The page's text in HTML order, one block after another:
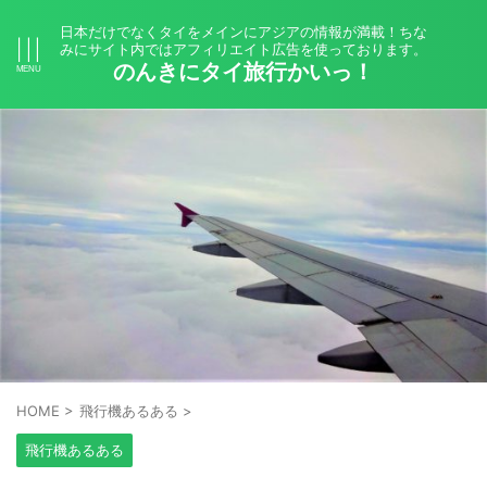
日本だけでなくタイをメインにアジアの情報が満載！ちな
みにサイト内ではアフィリエイト広告を使っております。
のんきにタイ旅行かいっ！
HOME > 飛行機あるある >
飛行機あるある